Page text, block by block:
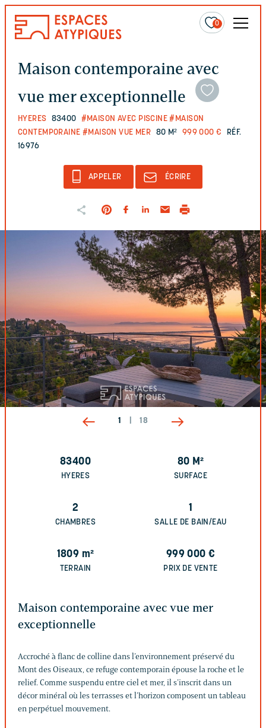
0
Maison contemporaine avec
vue mer exceptionnelle
HYERES 83400 #MAISON AVEC PISCINE #MAISON
CONTEMPORAINE #MAISON VUE MER 80 M² 999 000 €
RÉF.
16976
APPELER ÉCRIRE
1 18
83400
HYERES
80 M²
SURFACE
2
CHAMBRES
1
SALLE DE BAIN/EAU
1809 m²
TERRAIN
999 000 €
PRIX DE VENTE
Maison contemporaine avec vue mer
exceptionnelle
Accroché à flanc de colline dans l’environnement préservé du
Mont des Oiseaux, ce refuge contemporain épouse la roche et le
relief. Comme suspendu entre ciel et mer, il s’inscrit dans un
décor minéral où les terrasses et l’horizon composent un tableau
en perpétuel mouvement.